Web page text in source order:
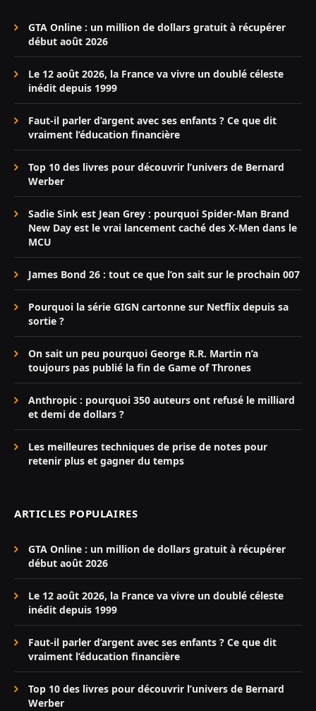
GTA Online : un million de dollars gratuit à récupérer
début août 2026
Le 12 août 2026, la France va vivre un doublé céleste
inédit depuis 1999
Faut-il parler d’argent avec ses enfants ? Ce que dit
vraiment l’éducation financière
Top 10 des livres pour découvrir l’univers de Bernard
Werber
Sadie Sink est Jean Grey : pourquoi Spider-Man Brand
New Day est le vrai lancement caché des X-Men dans le
MCU
James Bond 26 : tout ce que l’on sait sur le prochain 007
Pourquoi la série GIGN cartonne sur Netflix depuis sa
sortie ?
On sait un peu pourquoi George R.R. Martin n’a
toujours pas publié la fin de Game of Thrones
Anthropic : pourquoi 350 auteurs ont refusé le milliard
et demi de dollars ?
Les meilleures techniques de prise de notes pour
retenir plus et gagner du temps
ARTICLES POPULAIRES
GTA Online : un million de dollars gratuit à récupérer
début août 2026
Le 12 août 2026, la France va vivre un doublé céleste
inédit depuis 1999
Faut-il parler d’argent avec ses enfants ? Ce que dit
vraiment l’éducation financière
Top 10 des livres pour découvrir l’univers de Bernard
Werber